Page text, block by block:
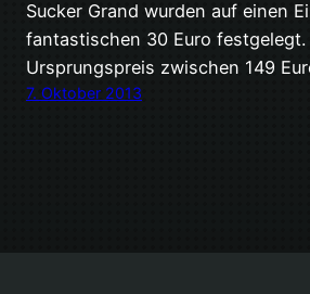
Sucker Grand wurden auf einen
fantastischen 30 Euro festgelegt.
Ursprungspreis zwischen 149
7. Oktober 2013